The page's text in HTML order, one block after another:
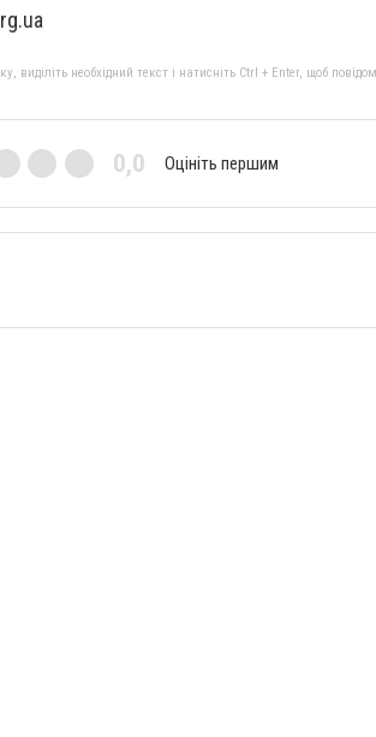
виділіть необхідний текст і натисніть Ctrl + Enter, щоб
0,0 Оцініть першим